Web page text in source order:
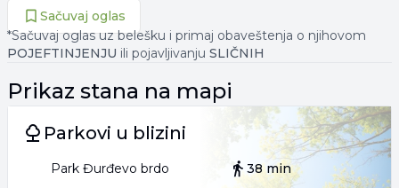
063 32**** PRIKAŽI
Sačuvaj oglas
*Sačuvaj oglas uz belešku i primaj obaveštenja o njihovom
POJEFTINJENJU ili pojavljivanju SLIČNIH
Prikaz stana na mapi
Parkovi u blizini
Park Đurđevo brdo 38 min